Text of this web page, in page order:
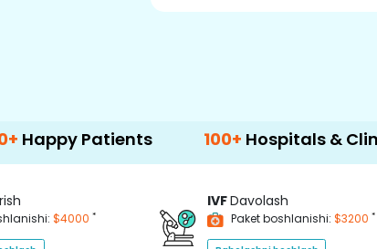
Patients 100+ Hospitals & Clinics
$4000 *
IVFDavolash
Paket boshlanishi: $3200 *